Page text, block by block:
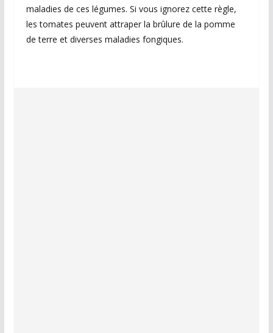
maladies de ces légumes. Si vous ignorez cette règle,
les tomates peuvent attraper la brûlure de la pomme
de terre et diverses maladies fongiques.